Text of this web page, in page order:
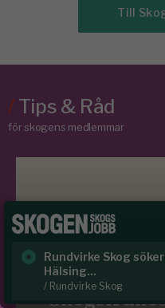
Till
/Tips & Råd
för skogens medlemmar
Rundvirke Skog
Hälsing...
/ Rundvirke Skog